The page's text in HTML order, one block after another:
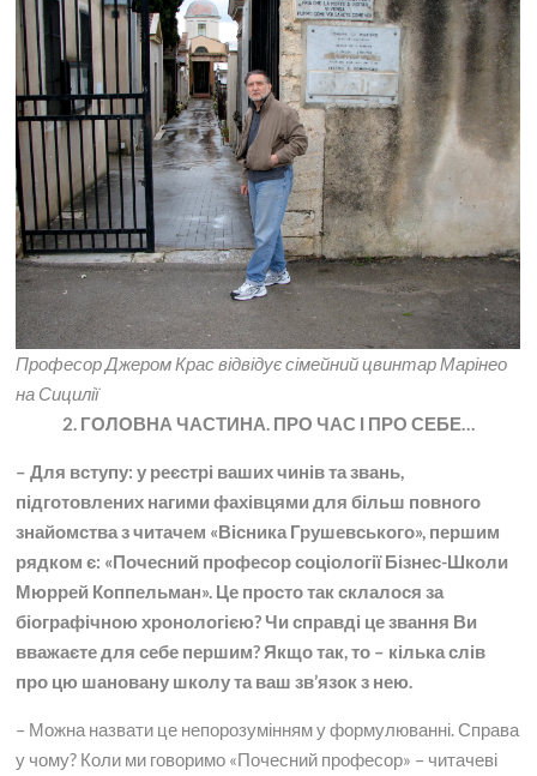
Професор Джером Крас відвідує сімейний цвинтар Марінео
на Сицилії
2. ГОЛОВНА ЧАСТИНА. ПРО ЧАС І ПРО СЕБЕ…
– Для вступу: у реєстрі ваших чинів та звань,
підготовлених нагими фахівцями для більш повного
знайомства з читачем «Вісника Грушевського», першим
рядком є: «Почесний професор соціології Бізнес-Школи
Мюррей Коппельман». Це просто так склалося за
біографічною хронологією? Чи справді це звання Ви
вважаєте для себе першим? Якщо так, то – кілька слів
про цю шановану школу та ваш зв’язок з нею.
– Можна назвати це непорозумінням у формулюванні. Справа
у чому? Коли ми говоримо «Почесний професор» – читачеві